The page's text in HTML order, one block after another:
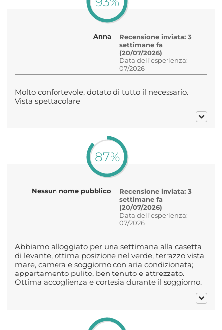
Anna
Recensione inviata: 3
settimane fa
(20/07/2026)
Data dell'esperienza:
07/2026
Molto confortevole, dotato di tutto il necessario.
Vista spettacolare
87%
Nessun nome pubblico
Recensione inviata: 3
settimane fa
(20/07/2026)
Data dell'esperienza:
07/2026
Abbiamo alloggiato per una settimana alla casetta
di levante, ottima posizione nel verde, terrazzo vista
mare, camera e soggiorno con aria condizionata;
appartamento pulito, ben tenuto e attrezzato.
Ottima accoglienza e cortesia durante il soggiorno.